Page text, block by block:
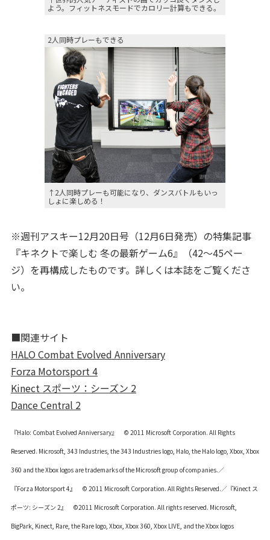
よう。フィットネスモードでカロリー計算もできる。
2人同時プレーもできる
↑2人同時プレーも可能になり、ダンスバトルもいっ
しょに楽しめる！
※週刊アスキー12月20日号（12月6日発売）の特集記事
『キネクトで楽しむ 冬の最新ゲーム6』（42～45ペー
ジ）を再構成したものです。詳しくは本誌をご覧くださ
い。
■関連サイト
HALO Combat Evolved Anniversary
Forza Motorsport 4
Kinect スポーツ：シーズン 2
Dance Central 2
『Halo: Combat Evolved Anniversary』 © 2011 Microsoft Corporation. All Rights
Reserved. Microsoft, 343 Industries, the 343 Industries logo, Halo, the Halo logo, Xbox, Xbox
360 and the Xbox logos are trademarks of the Microsoft group of companies.／
『Forza Motorsport 4』 © 2011 Microsoft Corporation. All Rights Reserved.／『Kinect ス
ポーツ: シーズン 2』 ©2011 Microsoft Corporation. All rights reserved. Microsoft,
BigPark, Kinect, Rare, the Rare logo, Xbox, Xbox 360, Xbox LIVE, and the Xbox logos